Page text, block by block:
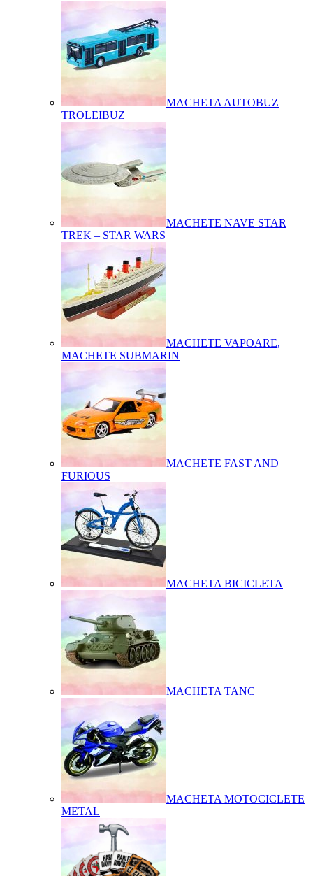
MACHETA AUTOBUZ
TROLEIBUZ
MACHETE NAVE STAR
TREK – STAR WARS
MACHETE VAPOARE,
MACHETE SUBMARIN
MACHETE FAST AND
FURIOUS
MACHETA BICICLETA
MACHETA TANC
MACHETA MOTOCICLETE
METAL